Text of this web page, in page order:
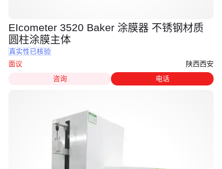
EIcometer 3520 Baker 涂膜器 不锈钢材质
圆柱涂膜主体
真实性已核验
面议
陕西西安
咨询
电话